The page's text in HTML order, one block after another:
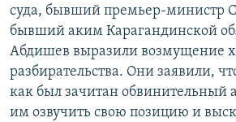
суда, бывший премьер-министр
бывший аким Карагандинской
Абдишев выразили возмущение
разбирательства. Они заявили,
как был зачитан обвинительный
им озвучить свою позицию и